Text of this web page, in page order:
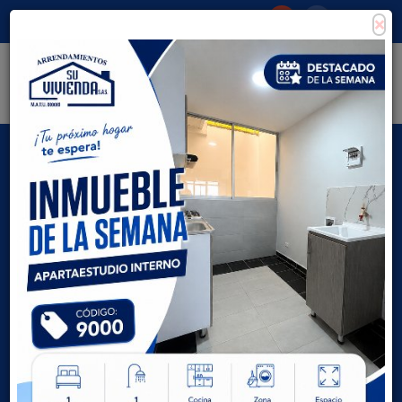
Tipo de inmueble
Todas las ciudades
AVANZADA
×